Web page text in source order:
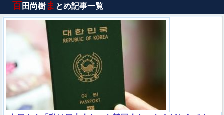
百田尚樹ま とめ記事一覧